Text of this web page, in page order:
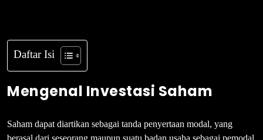
Daftar Isi
Mengenal Investasi Saham
Saham dapat diartikan sebagai tanda penyertaan modal, yang
berasal dari seseorang maupun suatu badan usaha sebagai pemodal